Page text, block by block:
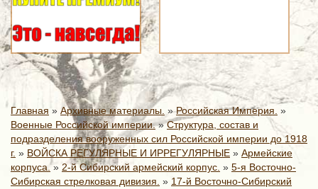
Главная » Архивные материалы. »Российская Империя. »
Военные Российской империи.»Структура, состав и
подразделения вооруженных сил Российской империи до 1918
г. » ВОЙСКА РЕГУЛЯРНЫЕ И ИРРЕГУЛЯРНЫЕ » Армейские
корпуса.» 2-й Сибирский армейский корпус. » 5-я Восточно-
Сибирская стрелковая дивизия. » 17-й Восточно-Сибирский